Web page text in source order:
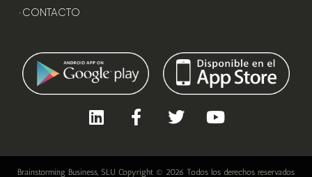
· CONTACTO
Brainstorming Business, SLU Copyright © 2026 Todos los derechos reservados